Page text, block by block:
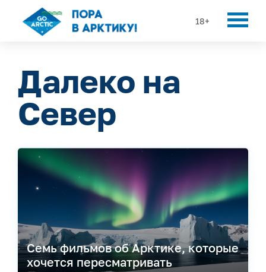
18+
Далеко на
Север
Семь фильмов об Арктике, которые
хочется пересматривать